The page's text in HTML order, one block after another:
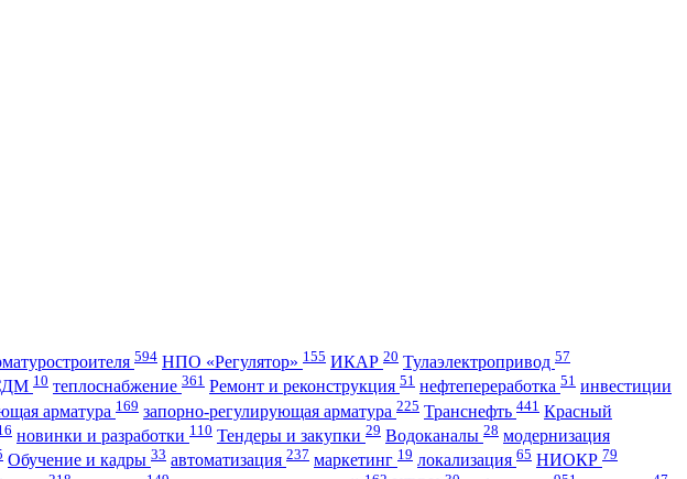
594 НПО «Регулятор» 155 ИКАР 20 Тулаэлектропривод 57
10 теплоснабжение 361 Ремонт и реконструкция 51 нефтепереработка 51 инвестиции
арматура 169 запорно-регулирующая арматура 225 Транснефть 441 Красный
новинки и разработки 110 Тендеры и закупки 29 Водоканалы 28 модернизация
Обучение и кадры 33 автоматизация 237 маркетинг 19 локализация 65 НИОКР 79